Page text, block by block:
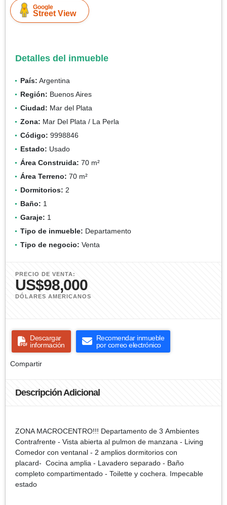
Google
Street View
Detalles del inmueble
País: Argentina
Región: Buenos Aires
Ciudad: Mar del Plata
Zona: Mar Del Plata / La Perla
Código: 9998846
Estado: Usado
Área Construida: 70 m²
Área Terreno: 70 m²
Dormitorios: 2
Baño: 1
Garaje: 1
Tipo de inmueble: Departamento
Tipo de negocio: Venta
PRECIO DE VENTA:
US$98,000
DÓLARES AMERICANOS
Descargar
información
Recomendar inmueble
por correo electrónico
Compartir
Descripción Adicional
ZONA MACROCENTRO!!! Departamento de 3 Ambientes
Contrafrente - Vista abierta al pulmon de manzana - Living
Comedor con ventanal - 2 amplios dormitorios con
placard- Cocina amplia - Lavadero separado - Baño
completo compartimentado - Toilette y cochera. Impecable
estado